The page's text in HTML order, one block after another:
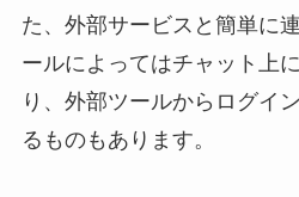
た、外部サービスと簡単に
ールによってはチャット上
り、外部ツールからログイ
るものもあります。